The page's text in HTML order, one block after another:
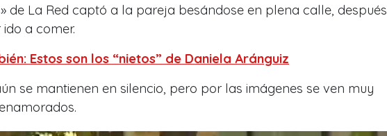
de La Red captó a la pareja besándose en plena calle, después
a comer.
Estos son los “nietos” de Daniela Aránguiz
se mantienen en silencio, pero por las imágenes se ven muy